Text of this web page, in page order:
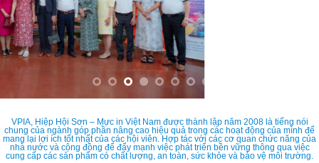
VPIA, Hiệp Hội Sơn – Mực in Việt Nam được thành lập năm 2008 là tiếng nói
chung của ngành góp phần nâng cao hiệu quả trong các hoạt động của mình để
mang lại lợi ích tốt nhất của các hội viên. Hợp tác với các cơ quan chức năng của
nhà nước và cộng đồng để đẩy mạnh việc phát triển bền vững thông qua việc
cung cấp các sản phẩm có chất lượng, an toàn, sức khỏe và bảo vệ môi trường.